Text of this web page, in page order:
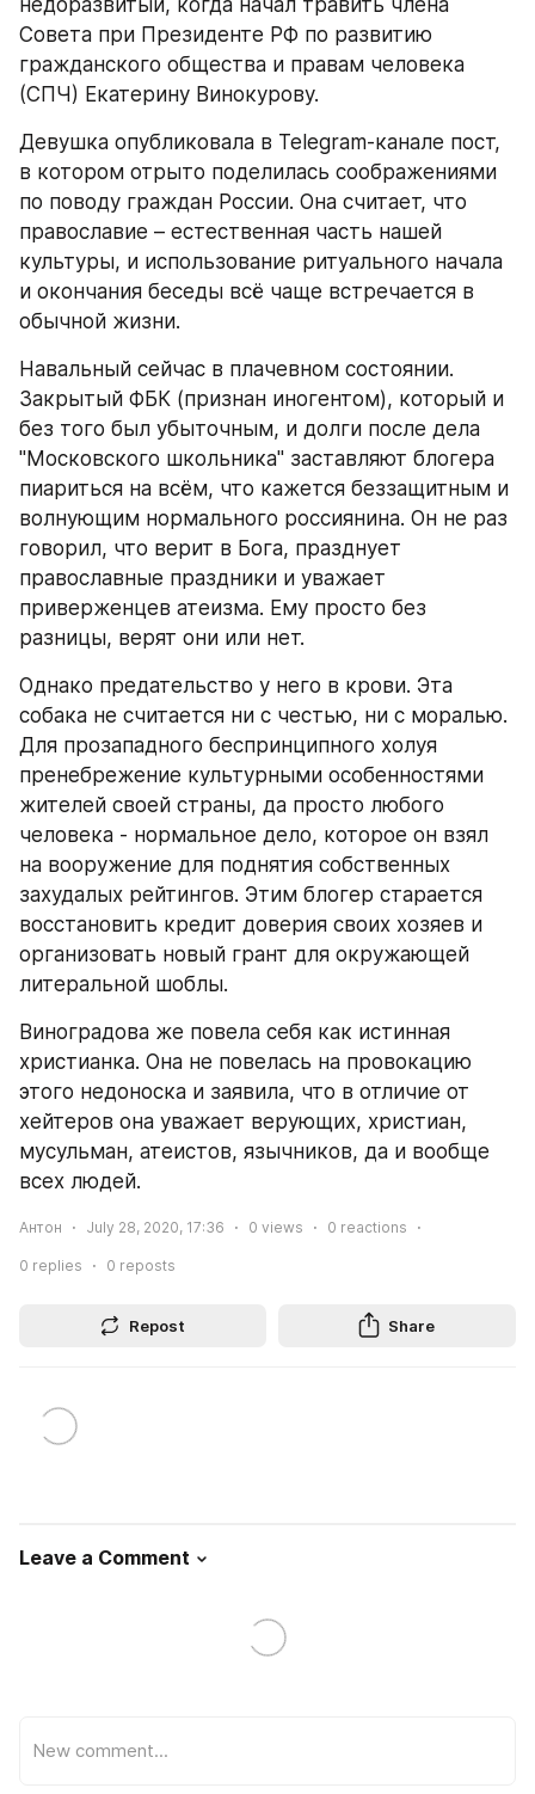
недоразвитый, когда начал травить члена
Совета при Президенте РФ по развитию
гражданского общества и правам человека
(СПЧ) Екатерину Винокурову.
Девушка опубликовала в Telegram-канале пост,
в котором отрыто поделилась соображениями
по поводу граждан России. Она считает, что
православие – естественная часть нашей
культуры, и использование ритуального начала
и окончания беседы всё чаще встречается в
обычной жизни.
Навальный сейчас в плачевном состоянии.
Закрытый ФБК (признан иногентом), который и
без того был убыточным, и долги после дела
"Московского школьника" заставляют блогера
пиариться на всём, что кажется беззащитным и
волнующим нормального россиянина. Он не раз
говорил, что верит в Бога, празднует
православные праздники и уважает
приверженцев атеизма. Ему просто без
разницы, верят они или нет.
Однако предательство у него в крови. Эта
собака не считается ни с честью, ни с моралью.
Для прозападного беспринципного холуя
пренебрежение культурными особенностями
жителей своей страны, да просто любого
человека - нормальное дело, которое он взял
на вооружение для поднятия собственных
захудалых рейтингов. Этим блогер старается
восстановить кредит доверия своих хозяев и
организовать новый грант для окружающей
литеральной шоблы.
Виноградова же повела себя как истинная
христианка. Она не повелась на провокацию
этого недоноска и заявила, что в отличие от
хейтеров она уважает верующих, христиан,
мусульман, атеистов, язычников, да и вообще
всех людей.
Антон July 28, 2020, 17:36 0 views 0 reactions
0 replies 0 reposts
Repost Share
Leave a Comment